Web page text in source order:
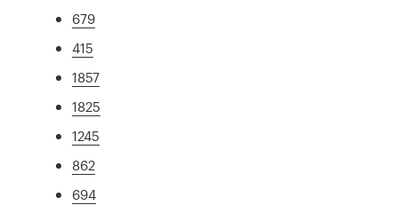
679
415
1857
1825
1245
862
694